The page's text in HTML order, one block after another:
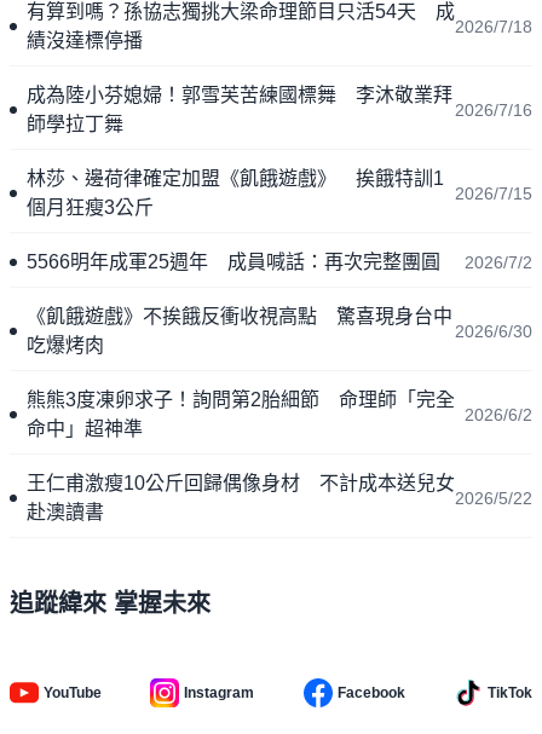
有算到嗎？孫協志獨挑大梁命理節目只活54天 成
績沒達標停播
2026/7/18
成為陸小芬媳婦！郭雪芙苦練國標舞 李沐敬業拜
師學拉丁舞
2026/7/16
林莎、邊荷律確定加盟《飢餓遊戲》 挨餓特訓1
個月狂瘦3公斤
2026/7/15
5566明年成軍25週年 成員喊話：再次完整團圓 2026/7/2
《飢餓遊戲》不挨餓反衝收視高點 驚喜現身台中
吃爆烤肉
2026/6/30
熊熊3度凍卵求子！詢問第2胎細節 命理師「完全
命中」超神準
2026/6/2
王仁甫激瘦10公斤回歸偶像身材 不計成本送兒女
赴澳讀書
2026/5/22
追蹤緯來 掌握未來
YouTube Instagram Facebook TikTok